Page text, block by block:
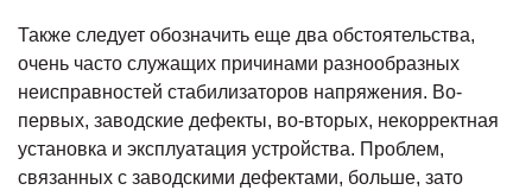
Также следует обозначить еще два обстоятельства,
очень часто служащих причинами разнообразных
неисправностей стабилизаторов напряжения. Во-
первых, заводские дефекты, во-вторых, некорректная
установка и эксплуатация устройства. Проблем,
связанных с заводскими дефектами, больше, зато